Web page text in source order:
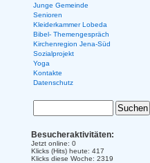
Junge Gemeinde
Senioren
Kleiderkammer Lobeda
Bibel- Themengespräch
Kirchenregion Jena-Süd
Sozialprojekt
Yoga
Kontakte
Datenschutz
Besucheraktivitäten:
Jetzt online: 0
Klicks (Hits) heute: 417
Klicks diese Woche: 2319